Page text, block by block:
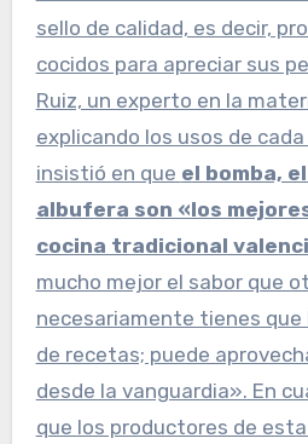
sello de calidad, es decir,
cocidos para apreciar sus
Ruiz, un experto en la
explicando los usos de
insistió en que el bomba,
albufera son «los
cocina tradicional
mucho mejor el sabor que
necesariamente tienes
de recetas; puede
desde la vanguardia». En
que los productores de esta